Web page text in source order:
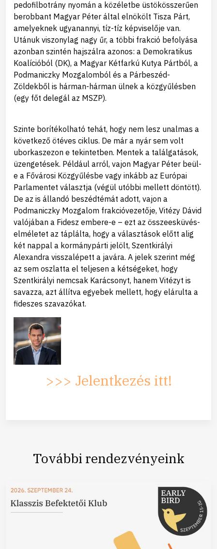
pedofilbotrány nyomán a közéletbe üstökösszerűen
berobbant Magyar Péter által elnökölt Tisza Párt,
amelyeknek ugyanannyi, tíz-tíz képviselője van.
Utánuk viszonylag nagy űr, a többi frakció befolyása
azonban szintén hajszálra azonos: a Demokratikus
Koalícióból (DK), a Magyar Kétfarkú Kutya Pártból, a
Podmaniczky Mozgalomból és a Párbeszéd-
Zöldekből is hárman-hárman ülnek a közgyűlésben
(egy főt delegál az MSZP).
Szinte borítékolható tehát, hogy nem lesz unalmas a
következő ötéves ciklus. De már a nyár sem volt
uborkaszezon e tekintetben. Mentek a találgatások,
üzengetések. Például arról, vajon Magyar Péter beül-
e a Fővárosi Közgyűlésbe vagy inkább az Európai
Parlamentet választja (végül utóbbi mellett döntött).
De az is állandó beszédtémát adott, vajon a
Podmaniczky Mozgalom frakcióvezetője, Vitézy Dávid
valójában a Fidesz embere-e – ezt az összeesküvés-
elméletet az táplálta, hogy a választások előtt alig
két nappal a kormánypárti jelölt, Szentkirályi
Alexandra visszalépett a javára. A jelek szerint még
az sem oszlatta el teljesen a kétségeket, hogy
Szentkirályi nemcsak Karácsonyt, hanem Vitézyt is
savazza, azt állítva egyebek mellett, hogy elárulta a
fideszes szavazókat.
>>> Jelentkezés itt!
További rendezvényeink